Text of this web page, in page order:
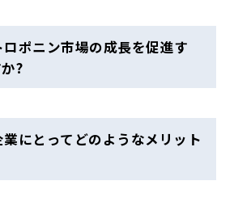
ポニン市場の成長を促進す
?
にとってどのようなメリット